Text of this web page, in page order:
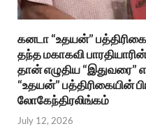
கனடா “உதயன்”
தந்த மகாகவி
தான் எழுதிய “இதுவரை”
“உதயன்” பத்திரிகையின்
லோகேந்திரலிங்கம்
July 12, 2026